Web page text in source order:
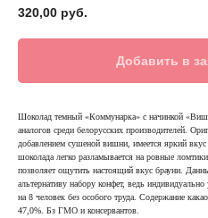
320,00 руб.
Добавить в
Шоколад темный «Коммунарка» с начинкой
аналогов среди белорусских производителей.
добавлением сушеной вишни, имеется яркий
шоколада легко разламывается на ровные
позволяет ощутить настоящий вкус брауни.
альтернативу набору конфет, ведь
на 8 человек без особого труда. Содержание
47,0%. Бз ГМО и консервантов.